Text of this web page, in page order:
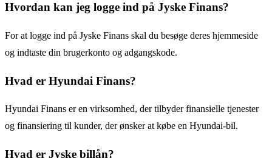
Hvordan kan jeg logge ind på Jyske Finans?
For at logge ind på Jyske Finans skal du besøge deres hjemmeside
og indtaste din brugerkonto og adgangskode.
Hvad er Hyundai Finans?
Hyundai Finans er en virksomhed, der tilbyder finansielle tjenester
og finansiering til kunder, der ønsker at købe en Hyundai-bil.
Hvad er Jyske billån?